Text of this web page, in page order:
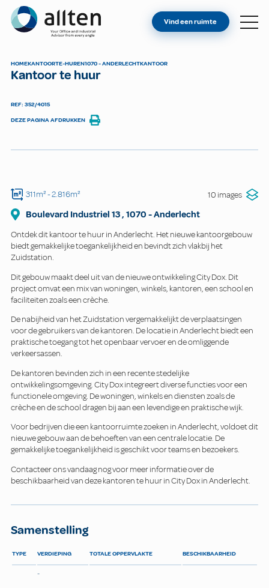
Allten
VIND EEN RUIMTE
Vind een ruimte
HOMEKANTOORTE-HUREN1070 - ANDERLECHTKANTOOR
Kantoor te huur
REF: 352/4015
DEZE PAGINA AFDRUKKEN
311m²- 2.816m² 10 images
Boulevard Industriel 13, 1070 -Anderlecht
Ontdek dit kantoor te huur in Anderlecht. Het nieuwe kantoorgebouw
biedt gemakkelijke toegankelijkheid en bevindt zich vlakbij het
Zuidstation.
Dit gebouw maakt deel uit van de nieuwe ontwikkeling City Dox. Dit
project omvat een mix van woningen, winkels, kantoren, een school en
faciliteiten zoals een crèche.
De nabijheid van het Zuidstation vergemakkelijkt de verplaatsingen
voor de gebruikers van de kantoren. De locatie in Anderlecht biedt een
praktische toegang tot het openbaar vervoer en de omliggende
verkeersassen.
De kantoren bevinden zich in een recente stedelijke
ontwikkelingsomgeving. City Dox integreert diverse functies voor een
functionele omgeving. De woningen, winkels en diensten zoals de
crèche en de school dragen bij aan een levendige en praktische wijk.
Voor bedrijven die een kantoorruimte zoeken in Anderlecht, voldoet dit
nieuwe gebouw aan de behoeften van een centrale locatie. De
gemakkelijke toegankelijkheid is geschikt voor teams en bezoekers.
Contacteer ons vandaag nog voor meer informatie over de
beschikbaarheid van deze kantoren te huur in City Dox in Anderlecht.
Samenstelling
TYPE VERDIEPING TOTALE OPPERVLAKTE BESCHIKBAARHEID
-